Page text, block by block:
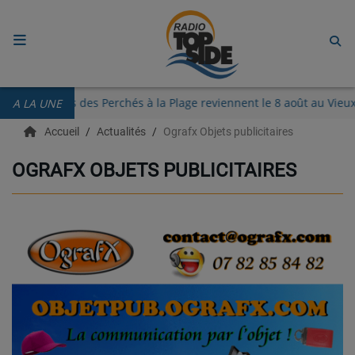
A LA UNE
Les Guinguettes des Perchés à la Plage reviennent le 8 août au
RADIO
ECOUTER
RECHERCHE DE TITRES
EMISSIONS
EQUIPES
Accueil Actualités Ografx Objets publicitaires
OGRAFX OBJETS PUBLICITAIRES